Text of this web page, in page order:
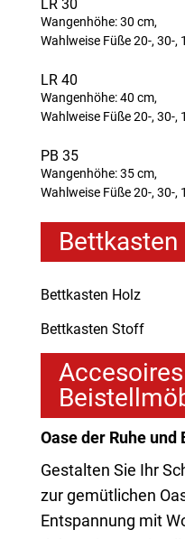
LR 30
Wangenhöhe: 30 cm,
Wahlweise Füße 20-, 30-,
LR 40
Wangenhöhe: 40 cm,
Wahlweise Füße 20-, 30-,
PB 35
Wangenhöhe: 35 cm,
Wahlweise Füße 20-, 30-,
Bettkasten
Bettkasten Holz
Bettkasten Stoff
Oase der Ruhe und
Gestalten Sie Ihr
zur gemütlichen
Entspannung mit